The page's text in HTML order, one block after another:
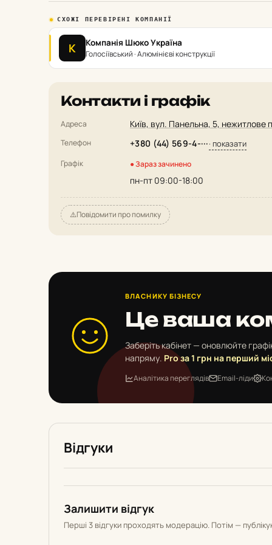
СХОЖІ ПЕРЕВІРЕНІ КОМПАНІЇ
К Компанія Шюко Україна
Голосіївський · Алюмінієві конструкції
Контакти і графік
Адреса Київ, вул. Панельна, 5, нежитлове
Телефон +380 (44) 569-4-···· показати
Графік ● Зараз зачинено
пн-пт 09:00-18:00
⚠️Повідомити про помилку
ВЛАСНИКУ БІЗНЕСУ
Це ваша
Заберіть кабінет — оновлюйте
напряму. Pro за 1 грн на перший
Аналітика переглядів Email-ліди
Відгуки
Залишити відгук
Перші 3 відгуки проходять модерацію. Потім —